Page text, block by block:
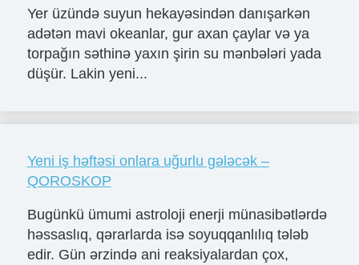
Yer üzündə suyun hekayəsindən danışarkən
adətən mavi okeanlar, gur axan çaylar və ya
torpağın səthinə yaxın şirin su mənbələri yada
düşür. Lakin yeni...
Yeni iş həftəsi onlara uğurlu gələcək –
QOROSKOP
Bugünkü ümumi astroloji enerji münasibətlərdə
həssaslıq, qərarlarda isə soyuqqanlılıq tələb
edir. Gün ərzində ani reaksiyalardan çox,